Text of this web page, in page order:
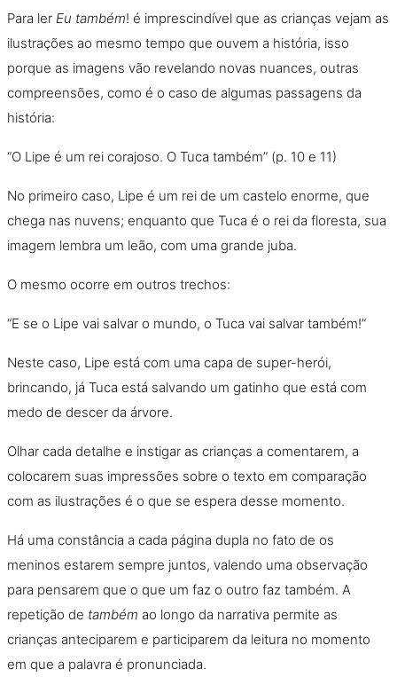
Para ler Eu também! é imprescindível que as crianças vejam as
ilustrações ao mesmo tempo que ouvem a história, isso
porque as imagens vão revelando novas nuances, outras
compreensões, como é o caso de algumas passagens da
história:
“O Lipe é um rei corajoso. O Tuca também” (p. 10 e 11)
No primeiro caso, Lipe é um rei de um castelo enorme, que
chega nas nuvens; enquanto que Tuca é o rei da floresta, sua
imagem lembra um leão, com uma grande juba.
O mesmo ocorre em outros trechos:
“E se o Lipe vai salvar o mundo, o Tuca vai salvar também!”
Neste caso, Lipe está com uma capa de super-herói,
brincando, já Tuca está salvando um gatinho que está com
medo de descer da árvore.
Olhar cada detalhe e instigar as crianças a comentarem, a
colocarem suas impressões sobre o texto em comparação
com as ilustrações é o que se espera desse momento.
Há uma constância a cada página dupla no fato de os
meninos estarem sempre juntos, valendo uma observação
para pensarem que o que um faz o outro faz também. A
repetição de também ao longo da narrativa permite as
crianças anteciparem e participarem da leitura no momento
em que a palavra é pronunciada.